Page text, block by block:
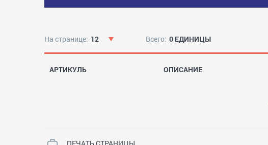
На странице: 12 Всего: 0 ЕДИНИЦЫ
АРТИКУЛЬ ОПИСАНИЕ